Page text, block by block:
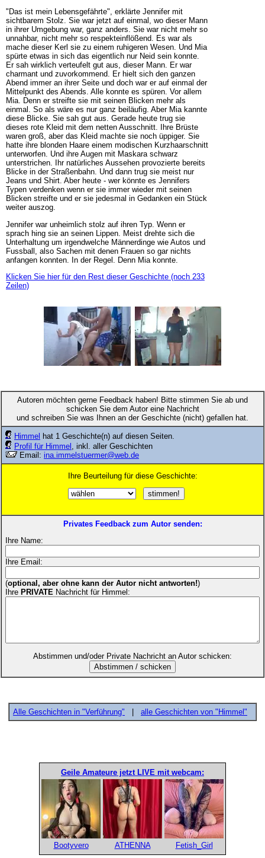
"Das ist mein Lebensgefährte", erklärte Jennifer mit
sichtbarem Stolz. Sie war jetzt auf einmal, wo dieser Mann
in ihrer Umgebung war, ganz anders. Sie war nicht mehr so
unnahbar, nicht mehr so respekteinflößend. Es war als
mache dieser Kerl sie zu einem ruhigeren Wesen. Und Mia
spürte etwas in sich das eigentlich nur Neid sein konnte.
Er sah wirklich verteufelt gut aus, dieser Mann. Er war
charmant und zuvorkommend. Er hielt sich den ganzen
Abend immer an ihrer Seite und doch war er auf einmal der
Mittelpunkt des Abends. Alle konnte es spüren. Vor allem
Mia. Denn er streifte sie mit seinen Blicken mehr als
einmal. So als wäre es nur ganz beiläufig. Aber Mia kannte
diese Blicke. Sie sah gut aus. Gerade heute trug sie
dieses rote Kleid mit dem netten Ausschnitt. Ihre Brüste
waren groß, aber das Kleid machte sie noch üppiger. Sie
hatte ihre blonden Haare einem modischen Kurzhaarschnitt
unterworfen. Und ihre Augen mit Maskara schwarz
unterstrichen. Ihr natürliches Aussehen provozierte bereits
Blicke in der Straßenbahn. Und dann trug sie meist nur
Jeans und Shirt. Aber heute - wer könnte es Jennifers
Typen verdenken wenn er sie immer wieder mit seinen
Blicken streifte und er sie jedesmal in Gedanken ein Stück
weiter auszog.
Jennifer war unheimlich stolz auf ihren Typ. Wenn er
sprach hing sie an seinen Lippen. Meist drehte sich die
Unterhaltung um irgendwelche Männerdinge wie Autos und
Fussball, also Sachen mit denen Frauen so gar nichts
anfangen konnten. In der Regel. Denn Mia konnte.
Klicken Sie hier für den Rest dieser Geschichte (noch 233
Zeilen)
Autoren möchten gerne Feedback haben! Bitte stimmen Sie ab und
schicken Sie dem Autor eine Nachricht
und schreiben Sie was Ihnen an der Geschichte (nicht) gefallen hat.
Himmel hat 1 Geschichte(n) auf diesen Seiten.
Profil für Himmel
, inkl. aller Geschichten
Email: ina.immelstuermer@web.de
Ihre Beurteilung für diese Geschichte:
Privates Feedback zum Autor senden:
Ihre Name:
Ihre Email:
(optional, aber ohne kann der Autor nicht antworten!)
Ihre PRIVATE Nachricht für Himmel:
Abstimmen und/oder Private Nachricht an Autor schicken:
Alle Geschichten in "Verführung" | alle Geschichten von "Himmel"
Geile Amateure jetzt LIVE mit webcam:
Bootyvero ATHENNA Fetish_Girl